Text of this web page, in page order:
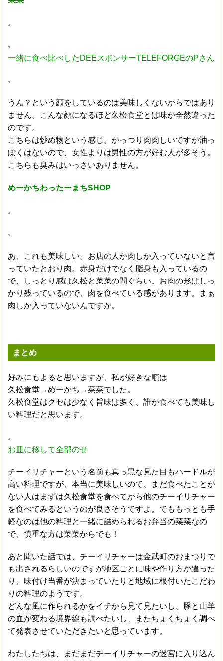
一緒に食べ比べしたDEEスポンサーTELEFORGEのPさん
うん？という顔をしているのは美味しくないからではあり
ません。こんな顔になるほど久松食堂とは味が全然違った
のです。
こちらは炒め物という感じ。がっつり肉肉しいですが油っ
ぽくはないので、女性よりは男性の方が好む人が多そう。
こちらも臭みはいっさいありません。
めーかちわったーまちSHOP
あ、これも美味しい。お店の人が肉しか入っていないと言
っていたとおり肉。赤身だけでなく脂身も入っているの
で、しっとり感は久松と菜菜の間ぐらい。お肉の形はしっ
かり残っているので、肉を食べている感があります。まぁ
肉しか入っていないんですが。
まとめ
好みにもよると思いますが、私が好きな順は
久松食堂→めーかち→菜菜でした。
久松食堂はクセは少なく旨味は多く、誰が食べても美味し
い料理だと思います。
お皿に移して全部のせ
チーイリチャーという名前も真っ黒な見た目もハードルが
高い料理ですが、本当に美味しいので、まだ食べたことが
ない人はまずは久松食堂を食べてから他のチーイリチャー
を食べてみるというのが良さそうですよ。でももっとも手
軽なのは他の料理と一緒に詰められるお弁当の菜菜なの
で、慎重な方は菜菜からでも！
あと聞いた話では、チーイリチャーは金武町のおまつりで
も出されるらしいのですが地区ごとに味や作り方が違った
り、味付け当番が決まっていたりと地域に根付いたこだわ
りの料理のようです。
どんな風に作られるかをイチから見て見たいし、豚と山羊
の血が変わる境界線も調べたいし、またちょくちょく調べ
て発表させていただきたいと思っています。
わたしたちは、まだまだチーイリチャーの迷宮に入り込ん